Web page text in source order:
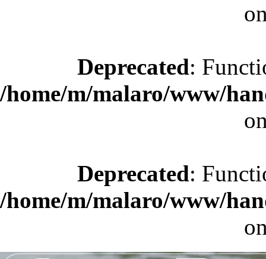
Deprecated:
/home/m/malaro/www/
Deprecated:
/home/m/malaro/www/